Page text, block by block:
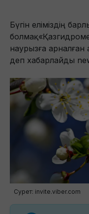
Бүгін еліміздің
болмақ.
наурызға
деп хабарлайды
Сурет: invite.viber.com